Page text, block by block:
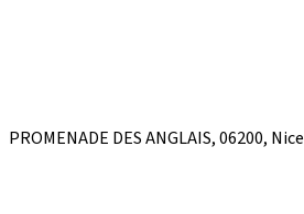
PROMENADE DES ANGLAIS, 06200, Nice